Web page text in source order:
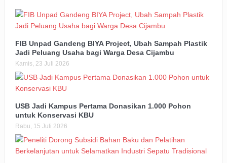
FIB Unpad Gandeng BIYA Project, Ubah Sampah Plastik
Jadi Peluang Usaha bagi Warga Desa Cijambu
Kamis, 23 Juli 2026
USB Jadi Kampus Pertama Donasikan 1.000 Pohon
untuk Konservasi KBU
Rabu, 15 Juli 2026